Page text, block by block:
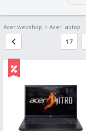
LAPTOP SZŰRŐ
Acer webshop > Acer laptop
17